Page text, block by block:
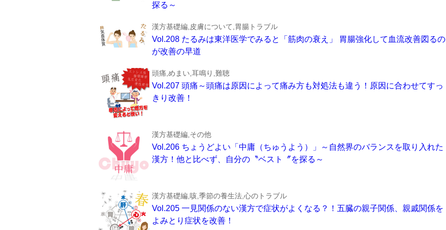
探る～
漢方基礎編,皮膚について,胃腸トラブル
Vol.208 たるみは東洋医学でみると「筋肉の衰え」 胃腸強化して血流改善図るの
が改善の早道
頭痛,めまい,耳鳴り,難聴
Vol.207 頭痛～頭痛は原因によって痛み方も対処法も違う！原因に合わせてすっ
きり改善！
漢方基礎編,その他
Vol.206 ちょうどよい「中庸（ちゅうよう）」～自然界のバランスを取り入れた
漢方！他と比べず、自分の〝ベスト〞を探る～
漢方基礎編,咳,季節の養生法,心のトラブル
Vol.205 一見関係のない漢方で症状がよくなる？！五臓の親子関係、親戚関係を
よみとり症状を改善！